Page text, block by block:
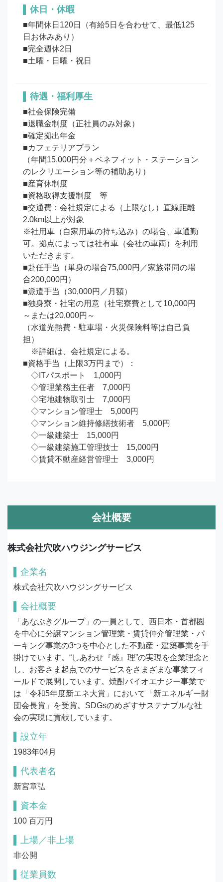
休日・休暇
■年間休日120日（有給5日を合わせて、最低125
日お休みあり）
■完全週休2日
待遇・福利厚生
■社会保険完備
■退職金制度（正社員のみ対象）
■確定拠出年金
■カフェテリアプラン
（年間15,000円分＋ベネフィット・ステーション
のレクリエーション等の補助あり）
■産育休制度
■資格取得支援制度　等
■交通費：会社規定による（上限なし）直線距離
2.0km以上が対象
※社用車（自家用車の持ち込み）の場合、車通勤
可。拠点によっては社有車（会社の車両）を利用
いただきます。
■赴任手当（単身の場合75,000円／家族帯同の場
合200,000円）
■派遣手当（30,000円／月額）
■独身寮・社宅の用意（社宅寮費として10,000円
～または20,000円～
（水道光熱費・駐車場・火災保険料等は自己負
担）
※詳細は、会社規定による。
■資格手当（上限3万円まで）：
◇ITパスポート　1,000円
◇管理業務主任者　7,000円
◇宅地建物取引士　7,000円
◇マンション管理士　5,000円
◇マンション維持修繕技術者　5,000円
◇一級建築士　15,000円
◇一級建築施工管理技士　15,000円
◇賃貸不動産経営管理士　3,000円
会社概要
株式会社穴吹ハウジングサービス
企業名
株式会社穴吹ハウジングサービス
会社概要
「あなぶきグループ」の一員として、西日本・首都圏
を中心に分譲マンション管理業・賃貸仲介管理業・パ
ーキング事業の3つを中心とした不動産・建築事業を手
掛けています。“しあわせ『感』理”の実現を企業理念と
し、お客さま起点でのサービスをさまざまな事業フィ
ールドで展開しています。焼酎バイオエナジー事業で
は「令和5年度新エネ大賞」において「新エネルギー財
団会長賞」を受賞。SDGsのめざすサステナブルな社
会の実現に貢献しています。
設立年
1983年04月
代表者名
新宮章弘
資本金
100 百万円
上場／非上場
非公開
従業員数